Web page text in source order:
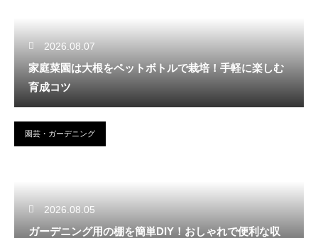
2026.08.07
家庭菜園は大根をペットボトルで栽培！手軽に楽しむ
育成コツ
園芸・ガーデニング
2026.08.05
ガーデニング用の棚を簡単DIY！おしゃれで便利な収